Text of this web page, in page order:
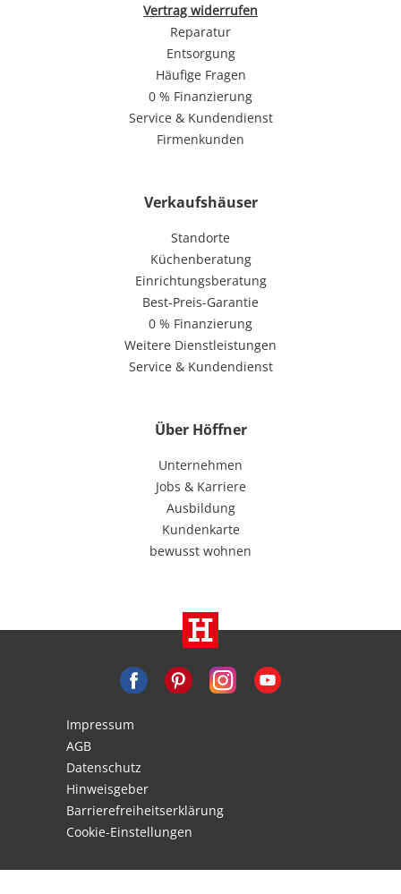
Vertrag widerrufen
Reparatur
Entsorgung
Häufige Fragen
0 % Finanzierung
Service & Kundendienst
Firmenkunden
Verkaufshäuser
Standorte
Küchenberatung
Einrichtungsberatung
Best-Preis-Garantie
0 % Finanzierung
Weitere Dienstleistungen
Service & Kundendienst
Über Höffner
Unternehmen
Jobs & Karriere
Ausbildung
Kundenkarte
bewusst wohnen
Impressum
AGB
Datenschutz
Hinweisgeber
Barrierefreiheitserklärung
Cookie-Einstellungen